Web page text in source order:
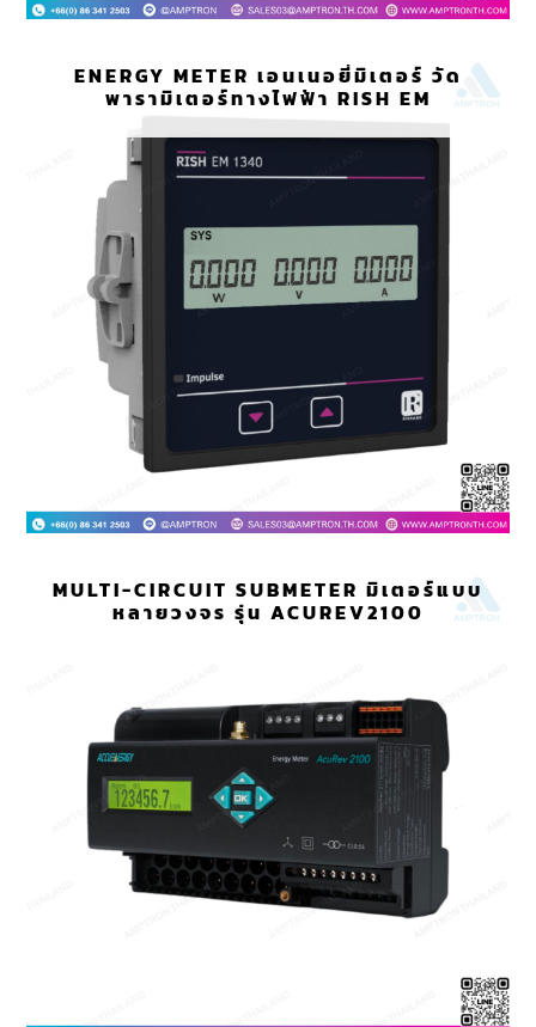
ENERGY METER เอนเนอยี่มิเตอร์ วัด
พารามิเตอร์ทางไฟฟ้า RISH EM
MULTI-CIRCUIT SUBMETER มิเตอร์แบบ
หลายวงจร รุ่น ACUREV2100